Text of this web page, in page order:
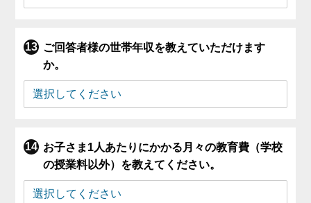
ご回答者様の世帯年収を教えていただけます
か。
お子さま1人あたりにかかる月々の教育費（学校
の授業料以外）を教えてください。